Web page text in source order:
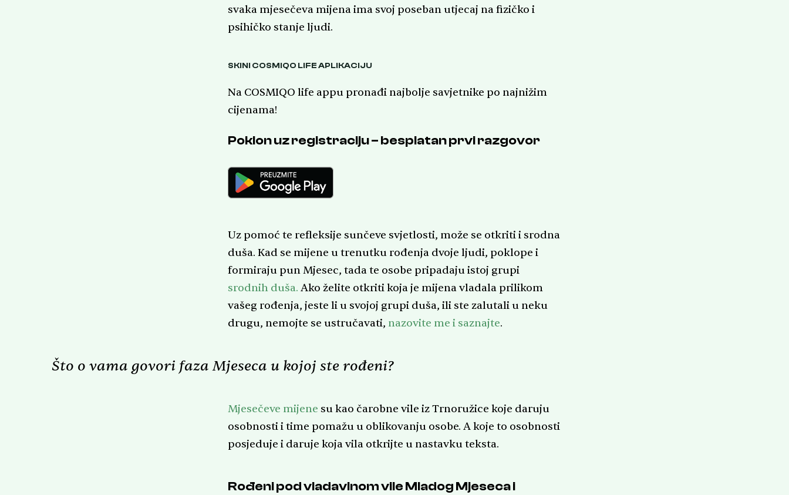
svaka mjesečeva mijena ima svoj poseban utjecaj na fizičko i
psihičko stanje ljudi.
SKINI COSMIQO LIFE APLIKACIJU
Na COSMIQO life appu pronađi najbolje savjetnike po najnižim
cijenama!
Poklon uz registraciju – besplatan prvi razgovor
Uz pomoć te refleksije sunčeve svjetlosti, može se otkriti i srodna
duša. Kad se mijene u trenutku rođenja dvoje ljudi, poklope i
formiraju pun Mjesec, tada te osobe pripadaju istoj grupi
srodnih duša. Ako želite otkriti koja je mijena vladala prilikom
vašeg rođenja, jeste li u svojoj grupi duša, ili ste zalutali u neku
drugu, nemojte se ustručavati, nazovite me i saznajte.
Što o vama govori faza Mjeseca u kojoj ste rođeni?
Mjesečeve mijene su kao čarobne vile iz Trnoružice koje daruju
osobnosti i time pomažu u oblikovanju osobe. A koje to osobnosti
posjeduje i daruje koja vila otkrijte u nastavku teksta.
Rođeni pod vladavinom vile Mladog Mjeseca i